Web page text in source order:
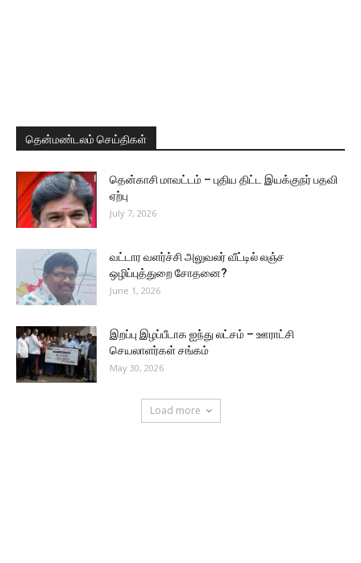
தென்மண்டலம் செய்திகள்
தென்காசி மாவட்டம் – புதிய திட்ட இயக்குநர் பதவி
ஏற்பு
July 7, 2026
வட்டார வளர்ச்சி அலுவலர் வீட்டில் லஞ்ச
ஒழிப்புத்துறை சோதனை?
June 1, 2026
இறப்பு இழப்பீடாக ஐந்து லட்சம் – ஊராட்சி
செயலாளர்கள் சங்கம்
May 30, 2026
Load more